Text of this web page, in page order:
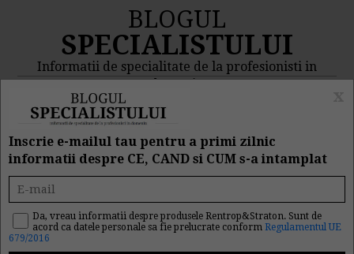
BLOGUL
SPECIALISTULUI
Informatii de specialitate de la profesionisti in
domeniu
MENIU
Calculul sporului pentru
munca de noapte
Inscrie e-mailul tau pentru a primi zilnic
informatii despre CE, CAND si CUM s-a intamplat
Da, vreau informatii despre produsele Rentrop&Straton. Sunt de
acord ca datele personale sa fie prelucrate conform Regulamentul UE
679/2016